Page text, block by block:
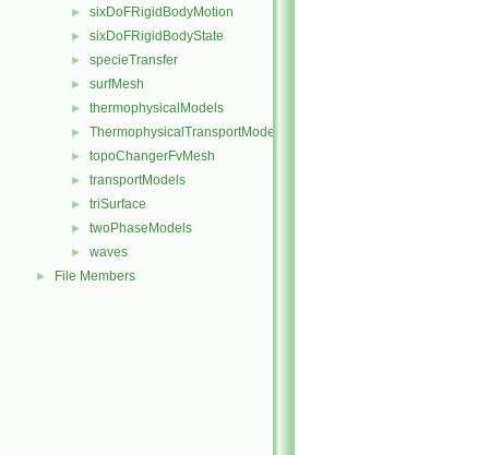
► sixDoFRigidBodyMotion
► sixDoFRigidBodyState
► specieTransfer
► surfMesh
► thermophysicalModels
► ThermophysicalTransportModels
► topoChangerFvMesh
► transportModels
► triSurface
► twoPhaseModels
► waves
► File Members